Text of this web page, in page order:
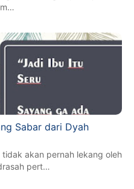
Sabar dari Dyah
akan pernah lekang oleh
pert…